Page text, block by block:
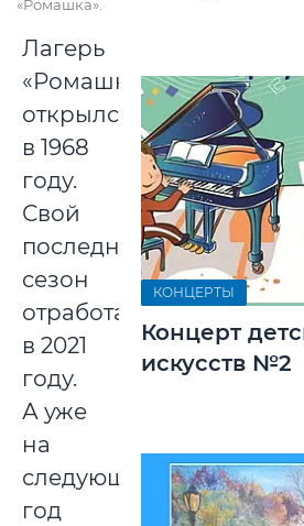
«Ромашка».
Лагерь
«Ромашка»
открылся
в 1968
году.
Свой
последний
сезон
отработал
в 2021
году.
А уже
на
следующий
год
КОНЦЕРТЫ
Концерт
искусств №2